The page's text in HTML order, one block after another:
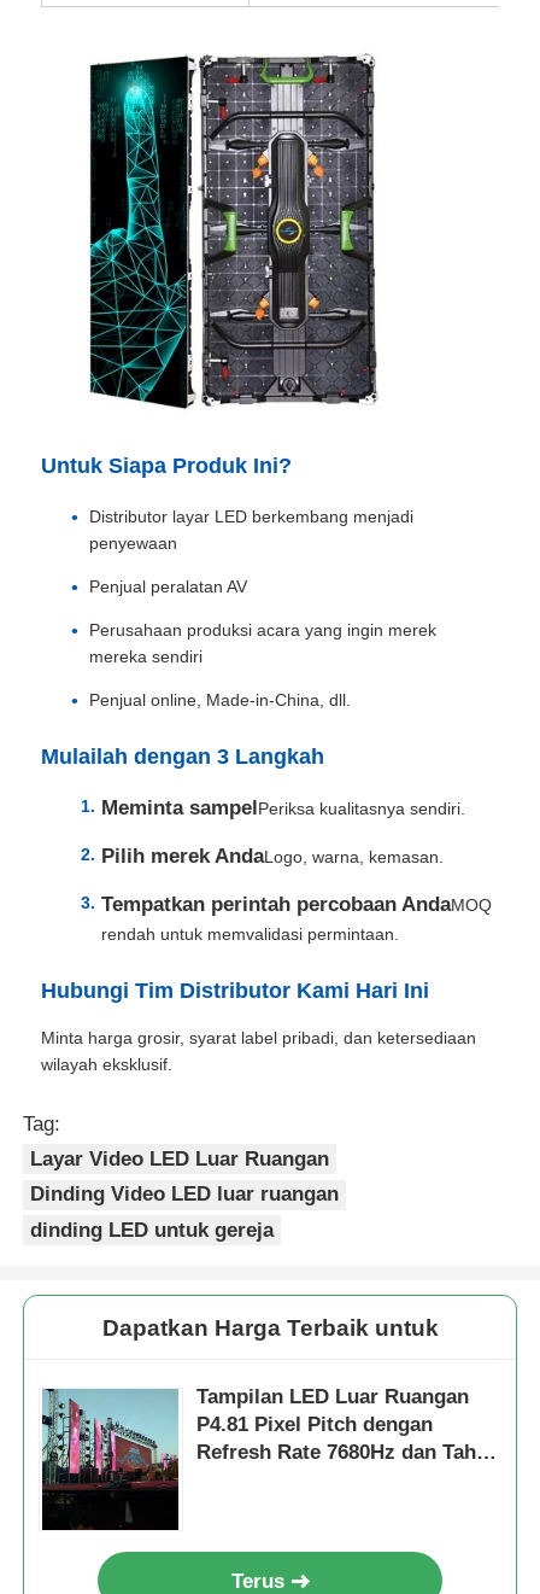
Untuk Siapa Produk Ini?
Distributor layar LED berkembang menjadi
penyewaan
Penjual peralatan AV
Perusahaan produksi acara yang ingin merek
mereka sendiri
Penjual online, Made-in-China, dll.
Mulailah dengan 3 Langkah
Meminta sampel Periksa kualitasnya sendiri.
Pilih merek AndaLogo, warna, kemasan.
Tempatkan perintah percobaan AndaMOQ
rendah untuk memvalidasi permintaan.
Hubungi Tim Distributor Kami Hari Ini
Minta harga grosir, syarat label pribadi, dan ketersediaan
wilayah eksklusif.
Tag:
Layar Video LED Luar Ruangan
Dinding Video LED luar ruangan
dinding LED untuk gereja
Dapatkan Harga Terbaik untuk
Tampilan LED Luar Ruangan
P4.81 Pixel Pitch dengan
Refresh Rate 7680Hz dan Tahan
Terus